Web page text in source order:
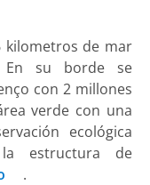
kilometros de mar
En su borde se
con 2 millones
verde con una
ecológica
la estructura de
.